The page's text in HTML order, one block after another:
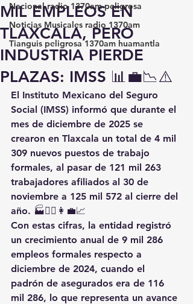
Nacional radio 1370am peligrosa
Noticias Musicales radio 1370am
Tianguis peligrosa 1370am huamantla
MIL EMPLEOS EN
TLAXCALA, PERO
INDUSTRIA PIERDE
PLAZAS: IMSS 📊💼📉⚠️
El Instituto Mexicano del Seguro
Social (IMSS) informó que durante el
mes de diciembre de 2025 se
crearon en Tlaxcala un total de 4 mil
309 nuevos puestos de trabajo
formales, al pasar de 121 mil 263
trabajadores afiliados al 30 de
noviembre a 125 mil 572 al cierre del
año. 🏭👷‍♂️👩‍💼📈
Con estas cifras, la entidad registró
un crecimiento anual de 9 mil 286
empleos formales respecto a
diciembre de 2024, cuando el
padrón de asegurados era de 116
mil 286, lo que representa un avance